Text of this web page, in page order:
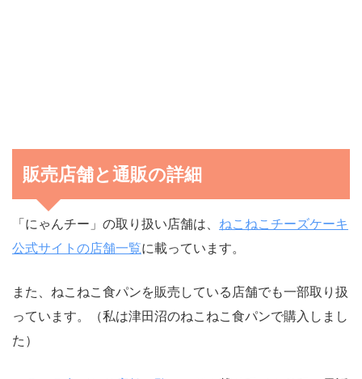
販売店舗と通販の詳細
「にゃんチー」の取り扱い店舗は、 ねこねこチーズケーキ
公式サイトの店舗一覧に載っています。
また、ねこねこ食パンを販売している店舗でも一部取り扱
っています。（私は津田沼のねこねこ食パンで購入しまし
た）